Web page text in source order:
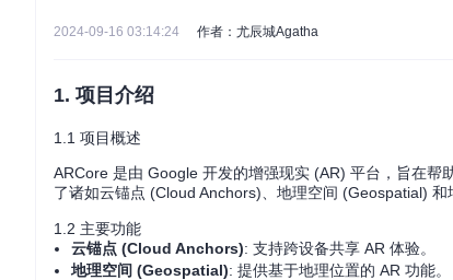
2024-09-16 03:14:24 作者：尤辰城Agatha
1. 项目介绍
1.1 项目概述
ARCore 是由 Google 开发的增强现实 (AR) 平台，旨在帮
了诸如云锚点 (Cloud Anchors)、地理空间 (Geospatial)
1.2 主要功能
云锚点 (Cloud Anchors): 支持跨设备共享 AR 体验。
地理空间 (Geospatial): 提供基于地理位置的 AR 功能。